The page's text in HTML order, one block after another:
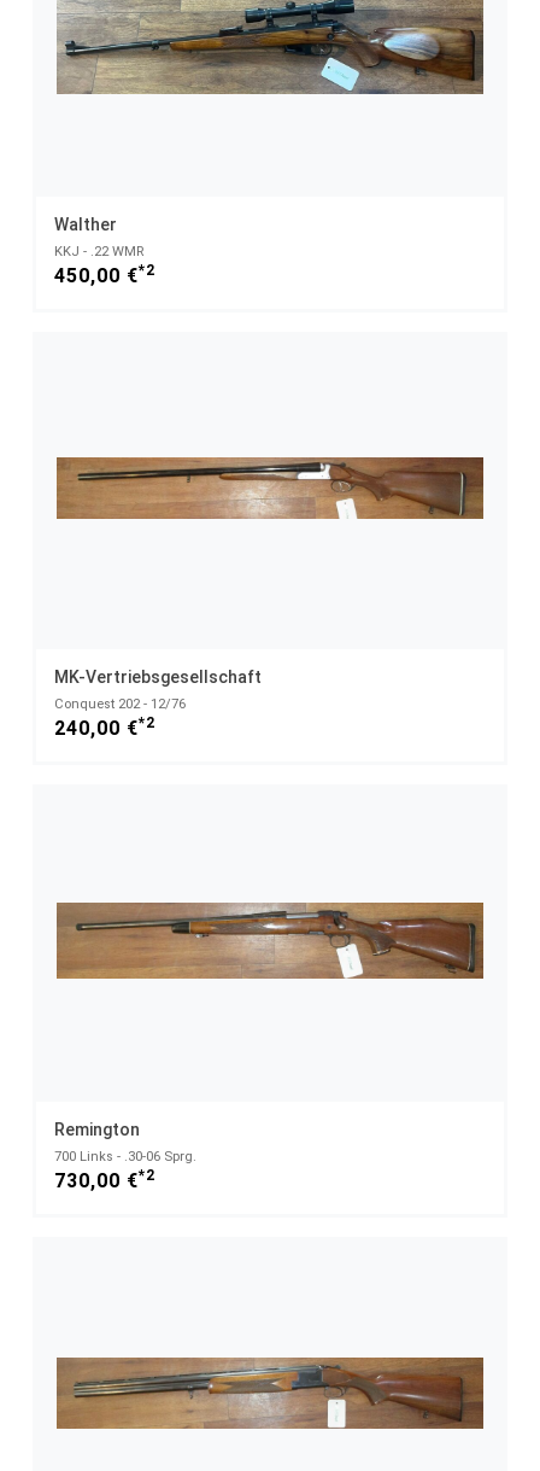
Walther
KKJ - .22 WMR
450,00 €*2
MK-Vertriebsgesellschaft
Conquest 202 - 12/76
240,00 €*2
Remington
700 Links - .30-06 Sprg.
730,00 €*2